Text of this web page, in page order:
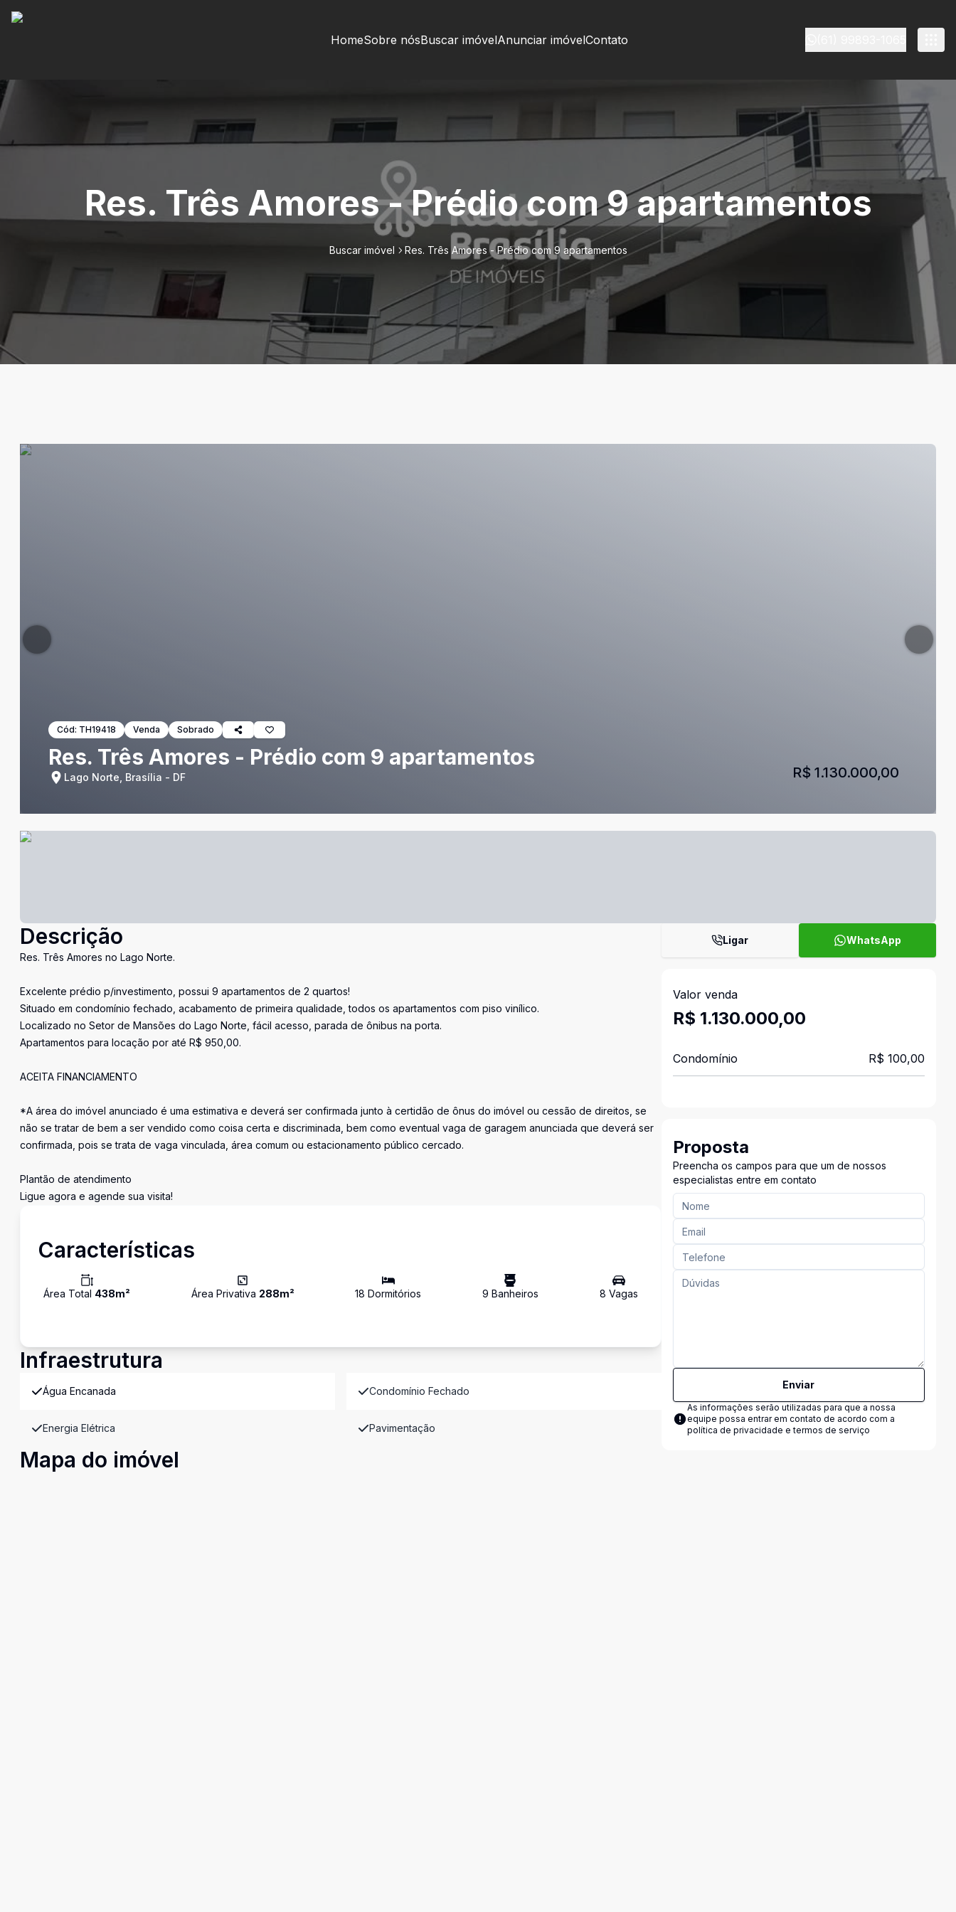
HomeSobre nósBuscar imóvelAnunciar imóvelContato
Res. Três Amores - Prédio com 9 apartamentos
Buscar imóvel Res. Três Amores - Prédio com 9 apartamentos
Cód: TH19418 Venda Sobrado
Res. Três Amores - Prédio com 9 apartamentos
Lago Norte, Brasília - DF R$ 1.130.000,00
Descrição
Res. Três Amores no Lago Norte.
Excelente prédio p/investimento, possui 9 apartamentos de 2 quartos!
Situado em condomínio fechado, acabamento de primeira qualidade, todos os apartamentos com piso vinílico.
Localizado no Setor de Mansões do Lago Norte, fácil acesso, parada de ônibus na porta.
Apartamentos para locação por até R$ 950,00.
ACEITA FINANCIAMENTO
*A área do imóvel anunciado é uma estimativa e deverá ser confirmada junto à certidão de ônus do imóvel ou cessão de direitos, se
não se tratar de bem a ser vendido como coisa certa e discriminada, bem como eventual vaga de garagem anunciada que deverá ser
confirmada, pois se trata de vaga vinculada, área comum ou estacionamento público cercado.
Plantão de atendimento
Ligue agora e agende sua visita!
Características
Área Total 438m² Área Privativa 288m² 18 Dormitórios 9 Banheiros 8 Vagas
Infraestrutura
Água Encanada Condomínio Fechado
Energia Elétrica Pavimentação
Mapa do imóvel
Ligar WhatsApp
Valor venda
R$ 1.130.000,00
Condomínio R$ 100,00
Proposta
Preencha os campos para que um de nossos
especialistas entre em contato
Enviar
As informações serão utilizadas para que a nossa
equipe possa entrar em contato de acordo com a
política de privacidade e termos de serviço